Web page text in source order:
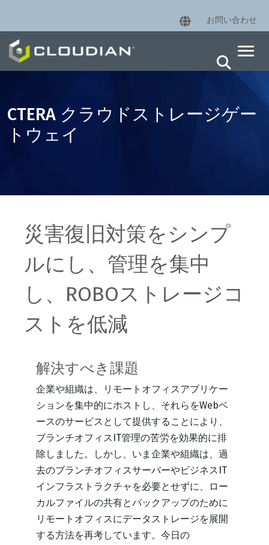
お問い合わせ
CTERA クラウドストレージゲー
トウェイ
災害復旧対策をシンプ
ルにし、管理を集中
し、ROBOストレージコ
ストを低減
解決すべき課題
企業や組織は、リモートオフィスアプリケー
ションを集中的にホストし、それらをWebベ
ースのサービスとして提供することにより、
ブランチオフィスIT管理の苦労を効果的に排
除しました。しかし、いま企業や組織は、過
去のブランチオフィスサーバーやビジネスIT
インフラストラクチャを必要とせずに、ロー
カルファイルの共有とバックアップのために
リモートオフィスにデータストレージを展開
する方法を再考しています。今日の